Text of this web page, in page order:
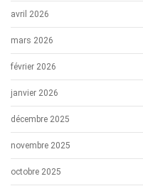
avril 2026
mars 2026
février 2026
janvier 2026
décembre 2025
novembre 2025
octobre 2025